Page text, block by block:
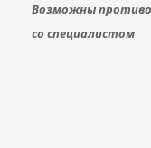
Возможны
со специалистом